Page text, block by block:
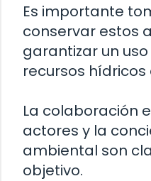
Es importante
conservar estos
garantizar un
recursos hídricos
La colaboración
actores y la
ambiental son
objetivo.